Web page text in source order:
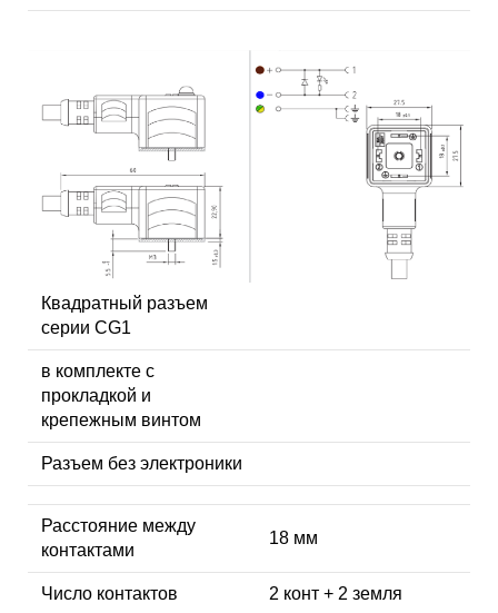
Квадратный разъем
серии CG1
в комплекте с
прокладкой и
крепежным винтом
Разъем без электроники
Расстояние между
контактами
18 мм
Число контактов 2 конт + 2 земля